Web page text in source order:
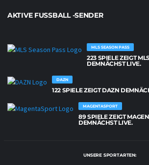
AKTIVE FUSSBALL -SENDER
MLS SEASON PASS
223 SPIELE ZEIGT
DEMNÄCHST LIVE.
DAZN
122 SPIELE ZEIGT DAZN
MAGENTASPORT
89 SPIELE ZEIGT
DEMNÄCHST LIVE.
UNSERE SPORTARTEN: